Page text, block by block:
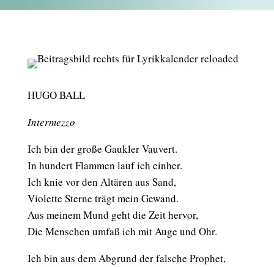
HUGO BALL
Intermezzo
Ich bin der große Gaukler Vauvert.
In hundert Flammen lauf ich einher.
Ich knie vor den Altären aus Sand,
Violette Sterne trägt mein Gewand.
Aus meinem Mund geht die Zeit hervor,
Die Menschen umfaß ich mit Auge und Ohr.
Ich bin aus dem Abgrund der falsche Prophet,